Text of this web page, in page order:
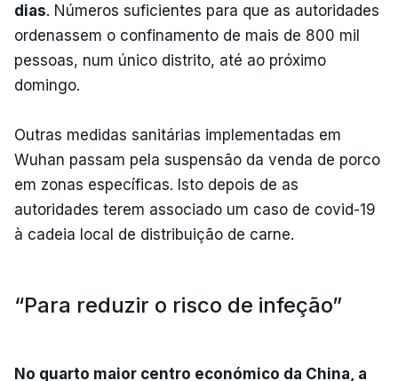
dias. Números suficientes para que as autoridades
ordenassem o confinamento de mais de 800 mil
pessoas, num único distrito, até ao próximo
domingo.
Outras medidas sanitárias implementadas em
Wuhan passam pela suspensão da venda de porco
em zonas específicas. Isto depois de as
autoridades terem associado um caso de covid-19
à cadeia local de distribuição de carne.
“Para reduzir o risco de infeção”
No quarto maior centro económico da China, a